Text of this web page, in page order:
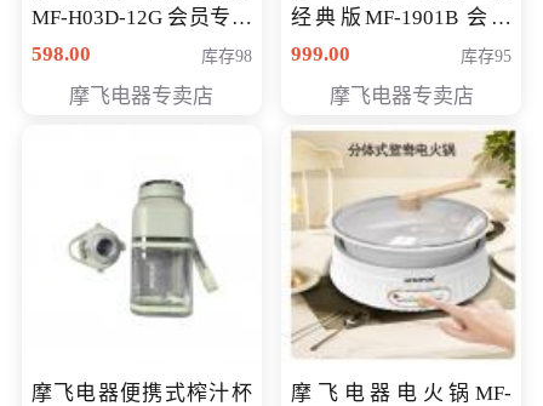
MF-H03D-12G 会员专享
价398元
598.00 库存98
摩飞电器专卖店
经典版MF-1901B 会员
专享价399元
999.00 库存95
摩飞电器专卖店
摩飞电器便携式榨汁杯
摩飞电器电火锅MF-